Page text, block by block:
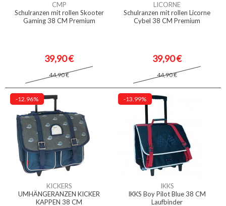
CMP
Schulranzen mit rollen Skooter
Gaming 38 CM Premium
39,90 €
44,90 €
LICORNE
Schulranzen mit rollen Licorne
Cybel 38 CM Premium
39,90 €
44,90 €
-12.96%
KICKERS
UMHÄNGERANZEN KICKER
KAPPEN 38 CM
-13.99%
IKKS
IKKS Boy Pilot Blue 38 CM
Laufbinder